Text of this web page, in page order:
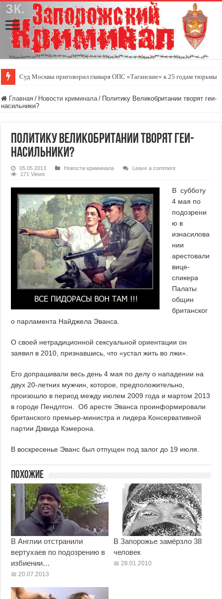
Суд Москвы приговорил главаря ОПС «Таганские» к 25 годам тюрьмы
Главная / Новости криминала / Политику Великобритании творят геи-
насильники?
Политику Великобритании творят геи-
насильники?
05.05.2013 Новости криминала
Leave a comment
171 Views
В субботу
4 мая по
подозрени
ю в
изнасилова
нии
арестовали
вице-
спикера
Палаты
общин
британског
о парламента Найджела Эванса.
О своей нетрадиционной сексуальной ориентации он
заявил в 2010, признавшись, что «устал жить во лжи».
Его допрашивали весь день 4 мая по делу о нападении на
двух 20-летних мужчин, которое, предположительно,
произошло в период между июлем 2009 года и мартом 2013
в городе Пендлтон. Об аресте Эванса проинформировали
британского премьер-министра и лидера Консервативной
партии Дэвида Кэмерона.
В воскресенье Эванс был отпущен под залог до 19 июля.
Похожие
В Англии отстранили
вертухаев по подозрению в
избиении…
20.07.2013
В Запорожье замёрзло 38
человек
28.01.2010